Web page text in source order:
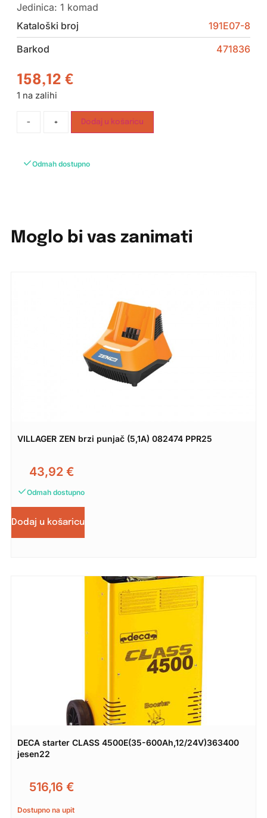
Jedinica: 1 komad
Kataloški broj
191E07-8
Barkod
471836
158,12 €
1 na zalihi
- + Dodaj u košaricu
Odmah dostupno
Moglo bi vas zanimati
VILLAGER ZEN brzi punjač (5,1A) 082474 PPR25
43,92 €
Odmah dostupno
Dodaj u košaricu
DECA starter CLASS 4500E(35-600Ah,12/24V)363400
jesen22
516,16 €
Dostupno na upit